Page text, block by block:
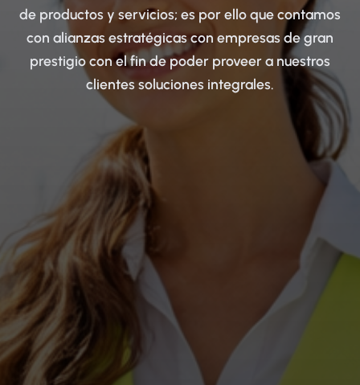
de productos y servicios; es por ello que contamos
con alianzas estratégicas con empresas de gran
prestigio con el fin de poder proveer a nuestros
clientes soluciones integrales.